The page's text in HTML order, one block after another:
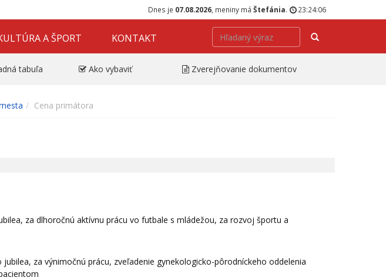
Dnes je 07.08.2026 , meniny má Štefánia. 23:24:07
A ŠPORT KONTAKT Hľadať
tabuľa Ako vybaviť Zverejňovanie dokumentov
Cena primátora
za dlhoročnú aktívnu prácu vo futbale s mládežou, za rozvoj športu a
za výnimočnú prácu, zveľadenie gynekologicko-pôrodníckeho oddelenia